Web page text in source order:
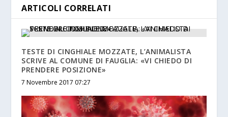
ARTICOLI CORRELATI
TESTE DI CINGHIALE MOZZATE, L’ANIMALISTA
SCRIVE AL COMUNE DI FAUGLIA: «VI CHIEDO DI
PRENDERE POSIZIONE»
7 Novembre 2017 07:27